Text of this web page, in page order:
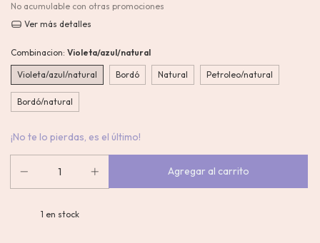
No acumulable con otras promociones
Ver más detalles
Combinacion: Violeta/azul/natural
Violeta/azul/natural Bordó Natural Petroleo/natural
Bordó/natural
¡No te lo pierdas, es el último!
1 en stock